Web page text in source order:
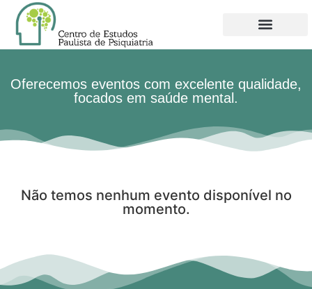
Oferecemos eventos com excelente qualidade,
focados em saúde mental.
Não temos nenhum evento disponível no
momento.